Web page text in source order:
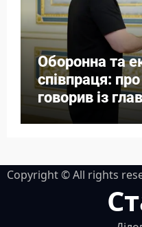
Оборонна та
співпраця:
говорив із
Азербайджану
Copyright © All rights